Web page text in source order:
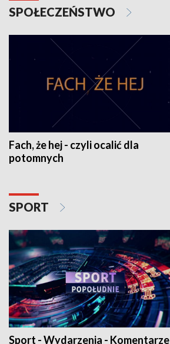
SPOŁECZEŃSTWO
Fach, że hej - czyli ocalić dla
potomnych
SPORT
Sport - Wydarzenia - Komentarze